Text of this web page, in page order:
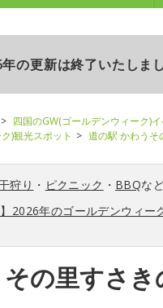
の更新は終了いたしま
四国のGW(ゴールデンウィーク)
)観光スポット
道の駅 かわうそ
狩り ・ ピクニック ・ BBQな
】2026年のゴールデンウィ
の里すさき